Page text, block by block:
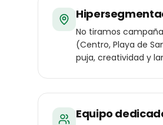
No tiramos
(Centro, Playa de
puja, creatividad y
Equipo